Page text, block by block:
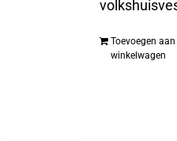
Toevoegen aan
winkelwagen